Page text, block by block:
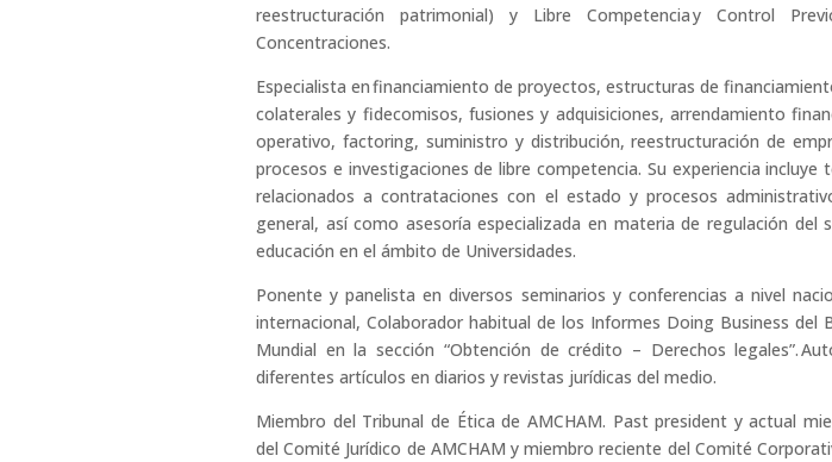
reestructuración patrimonial) y Libre Competencia y Control
Concentraciones.
Especialista en financiamiento de proyectos, estructuras de
colaterales y fidecomisos, fusiones y adquisiciones, arrendamiento
operativo, factoring, suministro y distribución, reestructuración de
procesos e investigaciones de libre competencia. Su experiencia incluye
relacionados a contrataciones con el estado y procesos
general, así como asesoría especializada en materia de regulación del
educación en el ámbito de Universidades.
Ponente y panelista en diversos seminarios y conferencias a nivel
internacional, Colaborador habitual de los Informes Doing Business del
Mundial en la sección “Obtención de crédito – Derechos legales”.
diferentes artículos en diarios y revistas jurídicas del medio.
Miembro del Tribunal de Ética de AMCHAM. Past president y actual
del Comité Jurídico de AMCHAM y miembro reciente del Comité